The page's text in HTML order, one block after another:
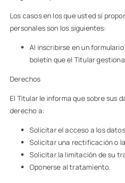
Los casos en los que usted sí
personales son los siguientes:
Al inscribirse en un
boletín que el Titular
Derechos
El Titular le informa que sobre sus
derecho a:
Solicitar el acceso a los
Solicitar una rectificación o
Solicitar la limitación de su
Oponerse al tratamiento.